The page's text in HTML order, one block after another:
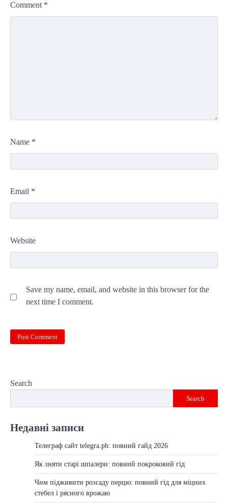
Comment *
Name *
Email *
Website
Save my name, email, and website in this browser for the
next time I comment.
Search
Search
Недавні записи
Телеграф сайт telegra.ph: повний гайд 2026
Як зняти старі шпалери: повний покроковий гід
Чим підживити розсаду перцю: повний гід для міцних
стебел і рясного врожаю